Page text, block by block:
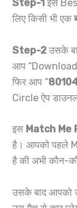
Step-1 इस
लिए किसी भी एक
Step-2 उसके
आप
फिर आप “
Circle ऐप
इस Match Me
है। आपको पहले
है की अभी कौन-
उसके बाद आपको